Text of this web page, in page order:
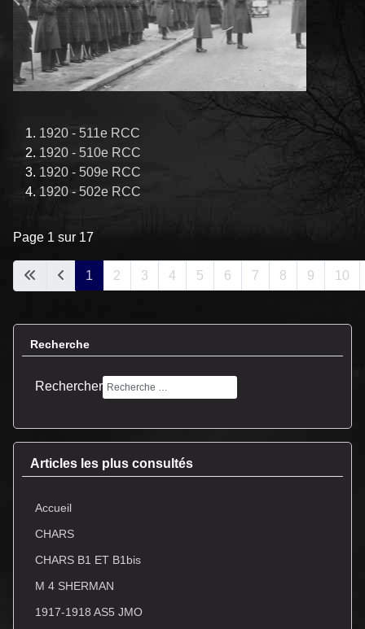
1920 - 511e RCC
1920 - 510e RCC
1920 - 509e RCC
1920 - 502e RCC
Page 1 sur 17
1 2 3 4 5 6 7 8 9 10
Recherche
Rechercher
Articles les plus consultés
Accueil
CHARS
CHARS B1 ET B1bis
M 4 SHERMAN
1917-1918 AS5 JMO